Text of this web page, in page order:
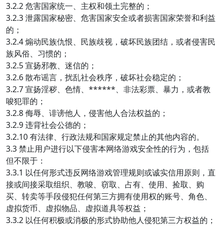
3.2.2 危害国家统一、主权和领土完整的；
3.2.3 泄露国家秘密、危害国家安全或者损害国家荣誉和利益
的；
3.2.4 煽动民族仇恨、民族歧视，破坏民族团结，或者侵害民
族风俗、习惯的；
3.2.5 宣扬邪教、迷信的；
3.2.6 散布谣言，扰乱社会秩序，破坏社会稳定的；
3.2.7 宣扬淫秽、色情、******、非法彩票、暴力，或者教
唆犯罪的；
3.2.8 侮辱、诽谤他人，侵害他人合法权益的；
3.2.9 违背社会公德的；
3.2.10 有法律、行政法规和国家规定禁止的其他内容的。
3.3 禁止用户进行以下侵害本网络游戏安全性的行为，包括
但不限于：
3.3.1 以任何形式违反网络游戏管理规则或诚实信用原则，直
接或间接采取组织、教唆、窃取、占有、使用、捡取、购
买、转卖等手段侵犯任何第三方拥有使用权的账号、角色、
虚拟货币、虚拟物品、虚拟道具等权益；
3.3.2 以任何积极或消极的形式协助他人侵犯第三方权益的；